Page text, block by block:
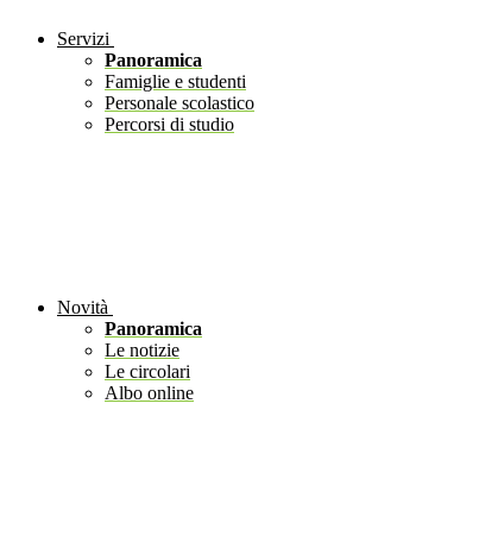
Servizi
Panoramica
Famiglie e studenti
Personale scolastico
Percorsi di studio
Novità
Panoramica
Le notizie
Le circolari
Albo online